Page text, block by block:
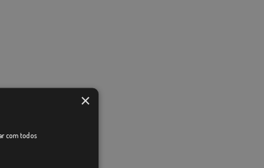
×
com todos